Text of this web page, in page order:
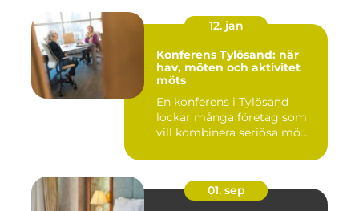
12. jan
Konferens Tylösand: när
hav, möten och aktivitet
möts
En konferens i Tylösand
lockar många företag som
vill kombinera seriösa mö...
01. sep